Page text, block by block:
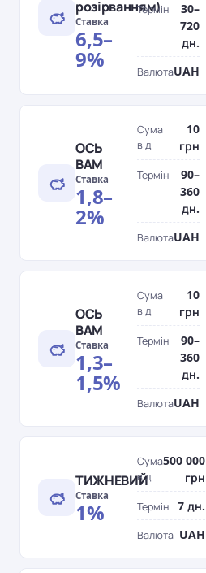
розірванням)
Ставка
6,5–
9%
Термін
30–
720
дн.
ВалютаUAH
ОСЬ
ВАМ
Ставка
1,8–
2%
Сума
від
10
грн
Термін
90–
360
дн.
ВалютаUAH
ОСЬ
ВАМ
Ставка
1,3–
1,5%
Сума
від
10
грн
Термін
90–
360
дн.
ВалютаUAH
ТИЖНЕВИЙ
Ставка
1%
Сума
від
500 000
грн
Термін 7 дн.
Валюта UAH